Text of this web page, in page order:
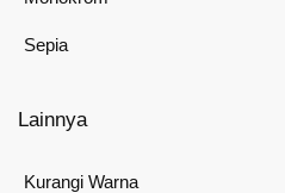
Sepia
Lainnya
Kurangi Warna